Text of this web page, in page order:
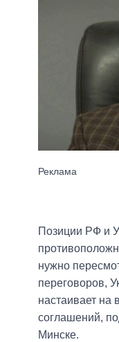
Позиции РФ и
нужно
переговоров,
настаивает
соглашений,
Минске.